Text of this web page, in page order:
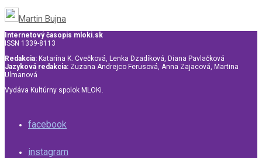
Martin Bujna
Internetový časopis mloki.sk
ISSN 1339-8113
Redakcia: Katarína K. Cvečková, Lenka Dzadíková, Diana Pavlačková
Jazyková redakcia: Zuzana Andrejco Ferusová, Anna Zajacová, Martina
Ulmanová
Vydáva Kultúrny spolok MLOKi.
facebook
instagram